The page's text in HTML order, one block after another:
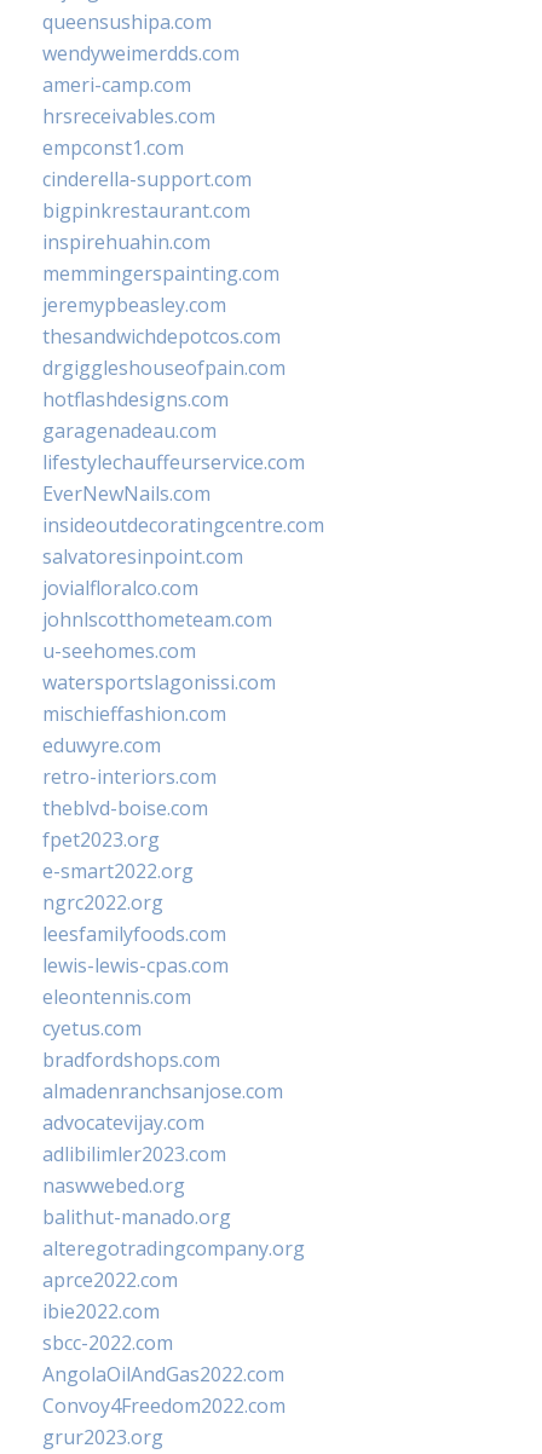
queensushipa.com
wendyweimerdds.com
ameri-camp.com
hrsreceivables.com
empconst1.com
cinderella-support.com
bigpinkrestaurant.com
inspirehuahin.com
memmingerspainting.com
jeremypbeasley.com
thesandwichdepotcos.com
drgiggleshouseofpain.com
hotflashdesigns.com
garagenadeau.com
lifestylechauffeurservice.com
EverNewNails.com
insideoutdecoratingcentre.com
salvatoresinpoint.com
jovialfloralco.com
johnlscotthometeam.com
u-seehomes.com
watersportslagonissi.com
mischieffashion.com
eduwyre.com
retro-interiors.com
theblvd-boise.com
fpet2023.org
e-smart2022.org
ngrc2022.org
leesfamilyfoods.com
lewis-lewis-cpas.com
eleontennis.com
cyetus.com
bradfordshops.com
almadenranchsanjose.com
advocatevijay.com
adlibilimler2023.com
naswwebed.org
balithut-manado.org
alteregotradingcompany.org
aprce2022.com
ibie2022.com
sbcc-2022.com
AngolaOilAndGas2022.com
Convoy4Freedom2022.com
grur2023.org